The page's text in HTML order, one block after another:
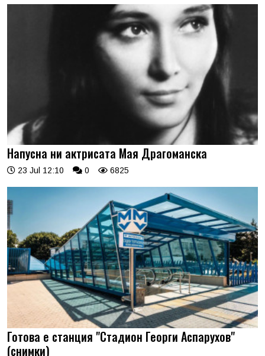
Напусна ни актрисата Мая Драгоманска
23 Jul 12:10 0 6825
Готова е станция "Стадион Георги Аспарухов"
(снимки)